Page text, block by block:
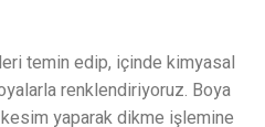
temin edip, içinde kimyasal
renklendiriyoruz. Boya
yaparak dikme işlemine